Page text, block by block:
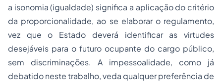
a isonomia (igualdade) significa a aplicação do critério
da proporcionalidade, ao se elaborar o regulamento,
vez que o Estado deverá identificar as virtudes
desejáveis para o futuro ocupante do cargo público,
sem discriminações. A impessoalidade, como já
debatido neste trabalho, veda qualquer preferência de